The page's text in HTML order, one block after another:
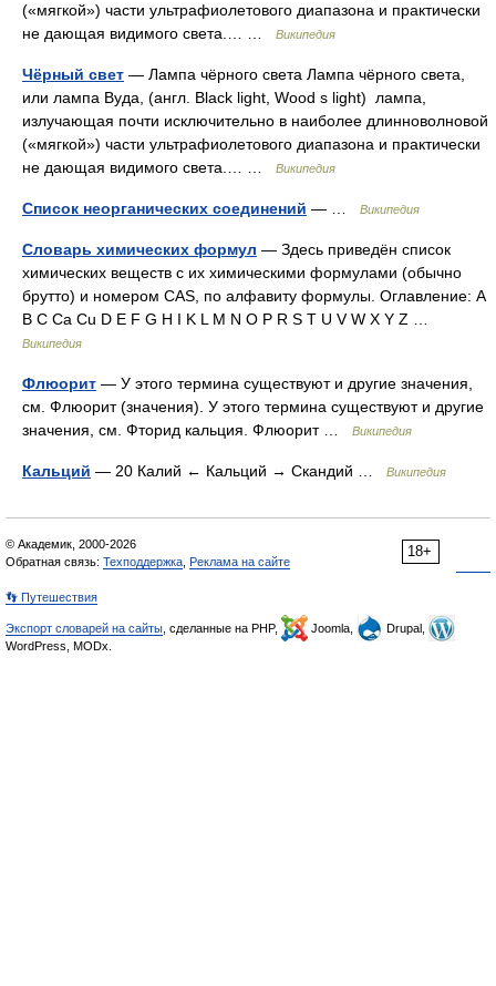
(«мягкой») части ультрафиолетового диапазона и практически
не дающая видимого света.… …
Википедия
Чёрный свет — Лампа чёрного света Лампа чёрного cвета,
или лампа Вуда, (англ. Black light, Wood s light) лампа,
излучающая почти исключительно в наиболее длинноволновой
(«мягкой») части ультрафиолетового диапазона и практически
не дающая видимого света.… …
Википедия
Список неорганических соединений — … Википедия
Словарь химических формул — Здесь приведён список
химических веществ с их химическими формулами (обычно
брутто) и номером CAS, по алфавиту формулы. Оглавление: A
B C Ca Cu D E F G H I K L M N O P R S T U V W X Y Z …
Википедия
Флюорит — У этого термина существуют и другие значения,
см. Флюорит (значения). У этого термина существуют и другие
значения, см. Фторид кальция. Флюорит …
Википедия
Кальций — 20 Калий ← Кальций → Скандий … Википедия
18+
© Академик, 2000-2026
Обратная связь: Техподдержка Реклама на сайте
👣 Путешествия
Экспорт словарей на сайты , сделанные на PHP, Joomla,
Drupal,
WordPress, MODx.